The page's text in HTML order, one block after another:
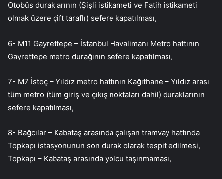
Otobüs duraklarının (Şişli istikameti ve Fatih istikameti
olmak üzere çift taraflı) sefere kapatılması,
6- M11 Gayrettepe – İstanbul Havalimanı Metro hattının
Gayrettepe metro durağının sefere kapatılması,
7- M7 İstoç – Yıldız metro hattının Kağıthane – Yıldız arası
tüm metro (tüm giriş ve çıkış noktaları dahil) duraklarının
sefere kapatılması,
8- Bağcılar – Kabataş arasında çalışan tramvay hattında
Topkapı istasyonunun son durak olarak tespit edilmesi,
Topkapı – Kabataş arasında yolcu taşınmaması,